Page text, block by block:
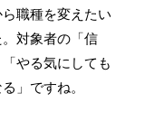
職種を変えたい
対象者の「信
やる気にしても
」ですね。